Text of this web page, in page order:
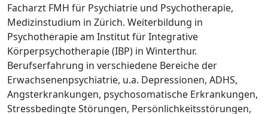
Facharzt FMH für Psychiatrie und Psychotherapie,
Medizinstudium in Zürich. Weiterbildung in
Psychotherapie am Institut für Integrative
Körperpsychotherapie (IBP) in Winterthur.
Berufserfahrung in verschiedene Bereiche der
Erwachsenenpsychiatrie, u.a. Depressionen, ADHS,
Angsterkrankungen, psychosomatische Erkrankungen,
Stressbedingte Störungen, Persönlichkeitsstörungen,